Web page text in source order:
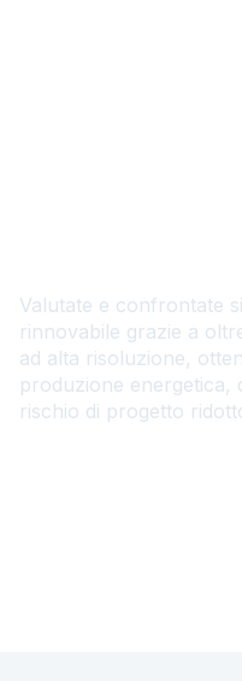
Valutate e confrontate
rinnovabile grazie a
ad alta risoluzione,
produzione energetica,
rischio di progetto